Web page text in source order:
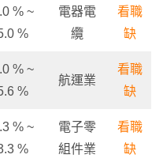
% ~
%
電器電
纜
看職
缺
% ~
%
航運業
看職
缺
% ~
%
電子零
組件業
看職
缺